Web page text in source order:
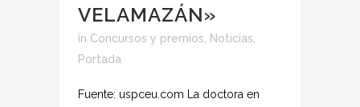
VELAMAZÁN»
in Concursos y premios Noticias
Portada
Fuente: uspceu.com La doctora en